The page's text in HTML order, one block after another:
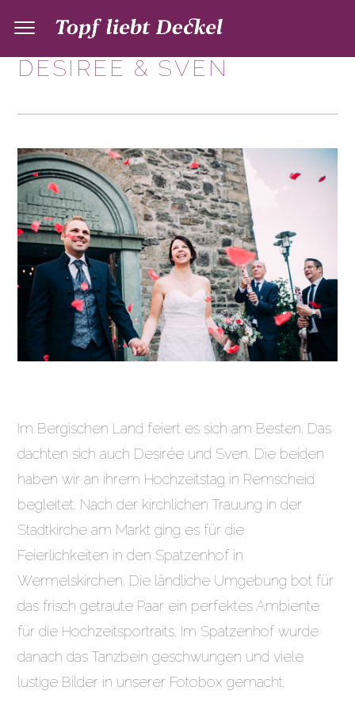
DESIRÉE & SVEN
Im Bergischen Land feiert es sich am Besten. Das
dachten sich auch Desirée und Sven. Die beiden
haben wir an ihrem Hochzeitstag in Remscheid
begleitet. Nach der kirchlichen Trauung in der
Stadtkirche am Markt ging es für die
Feierlichkeiten in den Spatzenhof in
Wermelskirchen. Die ländliche Umgebung bot für
das frisch getraute Paar ein perfektes Ambiente
für die Hochzeitsportraits. Im Spatzenhof wurde
danach das Tanzbein geschwungen und viele
lustige Bilder in unserer Fotobox gemacht.